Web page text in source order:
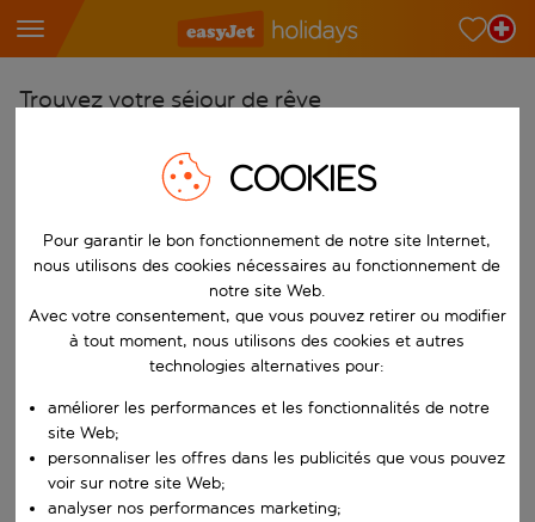
Trouvez votre séjour de rêve
Choisissez votre aéroport
Commencez à taper pour la saisie automatique. Lorsque les
Choisissez votre destination
Vers
Choisissez vos dates
Quand
Rechercher
COOKIES
Pour garantir le bon fonctionnement de notre site Internet,
nous utilisons des cookies nécessaires au fonctionnement de
notre site Web.
Avec votre consentement, que vous pouvez retirer ou modifier
à tout moment, nous utilisons des cookies et autres
technologies alternatives pour:
améliorer les performances et les fonctionnalités de notre
site Web;
personnaliser les offres dans les publicités que vous pouvez
voir sur notre site Web;
analyser nos performances marketing;